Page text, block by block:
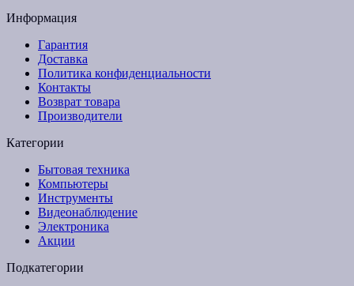
Информация
Гарантия
Доставка
Политика конфиденциальности
Контакты
Возврат товара
Производители
Категории
Бытовая техника
Компьютеры
Инструменты
Видеонаблюдение
Электроника
Акции
Подкатегории